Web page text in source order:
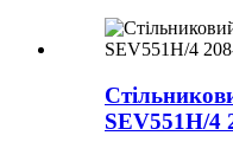
SEV551H/4